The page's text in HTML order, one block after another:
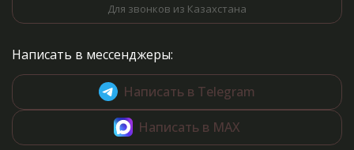
Для звонков из Казахстана
Написать в мессенджеры:
Написать в Telegram
Написать в MAX